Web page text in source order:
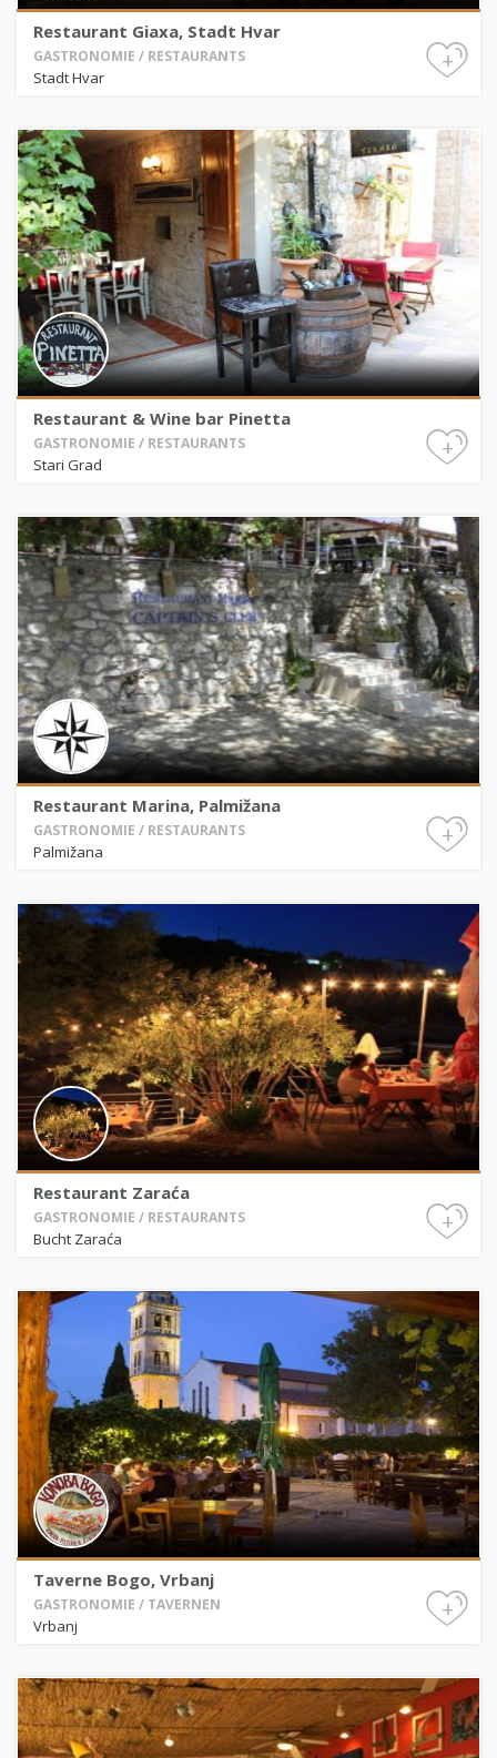
Restaurant Giaxa, Stadt Hvar
GASTRONOMIE / RESTAURANTS
Stadt Hvar
+
Restaurant & Wine bar Pinetta
GASTRONOMIE / RESTAURANTS
Stari Grad
+
Restaurant Marina, Palmižana
GASTRONOMIE / RESTAURANTS
Palmižana
+
Restaurant Zaraća
GASTRONOMIE / RESTAURANTS
Bucht Zaraća
+
Taverne Bogo, Vrbanj
GASTRONOMIE / TAVERNEN
Vrbanj
+